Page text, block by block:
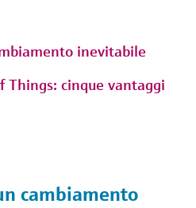
inevitabile
cinque vantaggi
cambiamento